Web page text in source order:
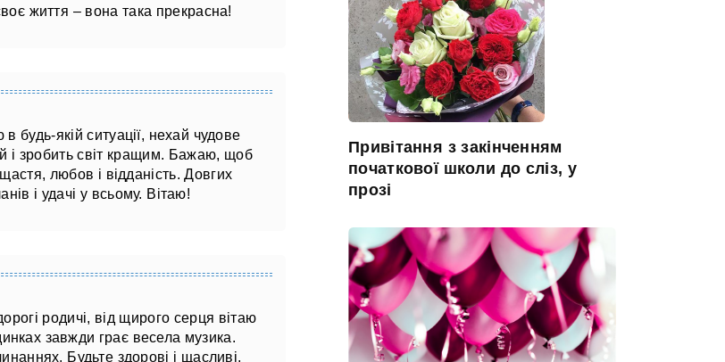
життя – вона така прекрасна!
будь-якій ситуації, нехай чудове
і зробить світ кращим. Бажаю, щоб
любов і відданість. Довгих
і удачі у всьому. Вітаю!
родичі, від щирого серця вітаю
завжди грає весела музика.
Будьте здорові і щасливі,
Привітання з закінченням
початкової школи до сліз, у
прозі